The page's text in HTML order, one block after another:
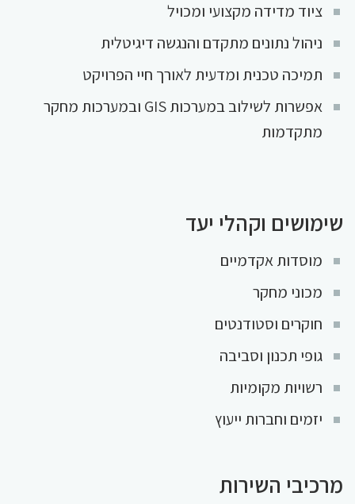
ציוד מדידה מקצועי ומכויל
ניהול נתונים מתקדם והנגשה דיגיטלית
תמיכה טכנית ומדעית לאורך חיי הפרויקט
אפשרות לשילוב במערכות GIS ובמערכות מחקר
מתקדמות
שימושים וקהלי יעד
מוסדות אקדמיים
מכוני מחקר
חוקרים וסטודנטים
גופי תכנון וסביבה
רשויות מקומיות
יזמים וחברות ייעוץ
מרכיבי השירות